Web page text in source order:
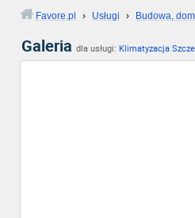
Favore.pl › Usługi › Budowa,
Galeria dla usługi: Klimatyzacja